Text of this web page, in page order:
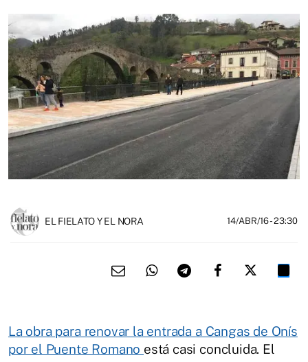
EL FIELATO Y EL NORA 14/ABR/16- 23:30
La obra para renovar la entrada a Cangas de Onís
por el Puente Romano está casi concluida. El